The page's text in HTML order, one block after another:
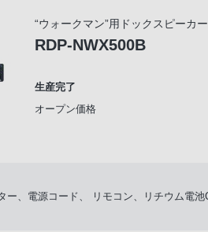
“ウォークマン”用ドックスピーカー
RDP-NWX500B
生産完了
オープン価格
ー、電源コード、 リモコン、リチウム電